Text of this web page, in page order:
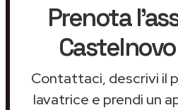
Prenota
Contattaci, descrivi il
lavatrice e prendi un